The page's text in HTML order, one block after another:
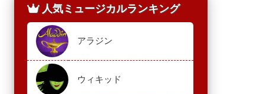
人気ミュージカルランキング
アラジン
ウィキッド